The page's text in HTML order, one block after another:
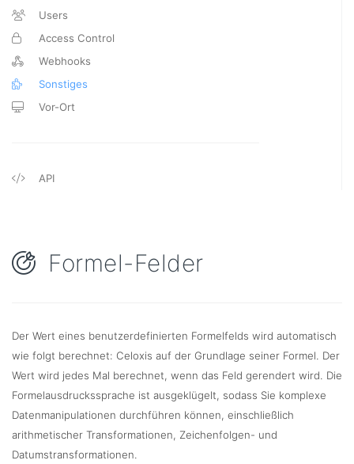
Users
Access Control
Webhooks
Sonstiges
Vor-Ort
API
Formel-Felder
Der Wert eines benutzerdefinierten Formelfelds wird automatisch
wie folgt berechnet: Celoxis auf der Grundlage seiner Formel. Der
Wert wird jedes Mal berechnet, wenn das Feld gerendert wird. Die
Formelausdruckssprache ist ausgeklügelt, sodass Sie komplexe
Datenmanipulationen durchführen können, einschließlich
arithmetischer Transformationen, Zeichenfolgen- und
Datumstransformationen.